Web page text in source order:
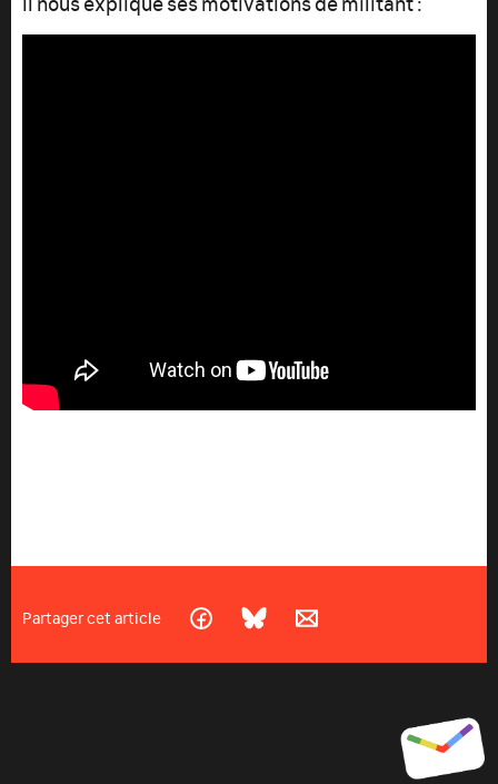
Partager cet article